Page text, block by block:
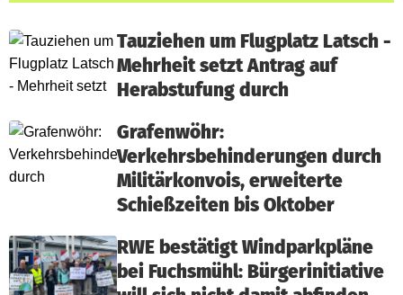
Tauziehen um Flugplatz Latsch -
Mehrheit setzt Antrag auf
Herabstufung durch
Grafenwöhr:
Verkehrsbehinderungen durch
Militärkonvois, erweiterte
Schießzeiten bis Oktober
RWE bestätigt Windparkpläne
bei Fuchsmühl: Bürgerinitiative